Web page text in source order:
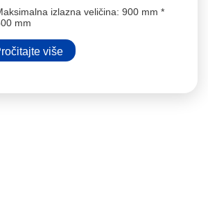
izlazna veličina: 900 mm *
mm
više